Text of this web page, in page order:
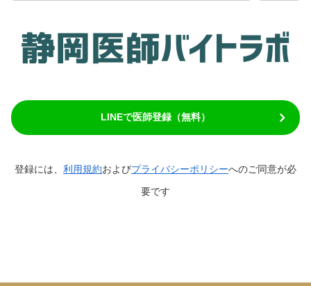
LINEで医師登録（無料）
登録には、 利用規約およびプライバシーポリシーへのご同意が必
要です